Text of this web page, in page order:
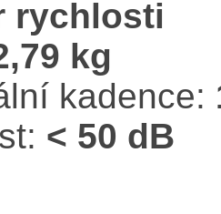
rychlosti
kg
kadence:
< 50 dB